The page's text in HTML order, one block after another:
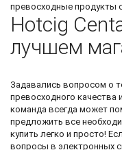
превосходные продукты
Hotcig
лучшем
Задавались вопросом о
превосходного качества
команда всегда может
предложить все
купить легко и просто!
вопросы в электронных